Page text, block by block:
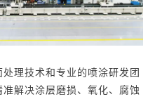
理技术和专业的喷涂研发团
解决涂层磨损、氧化、腐蚀